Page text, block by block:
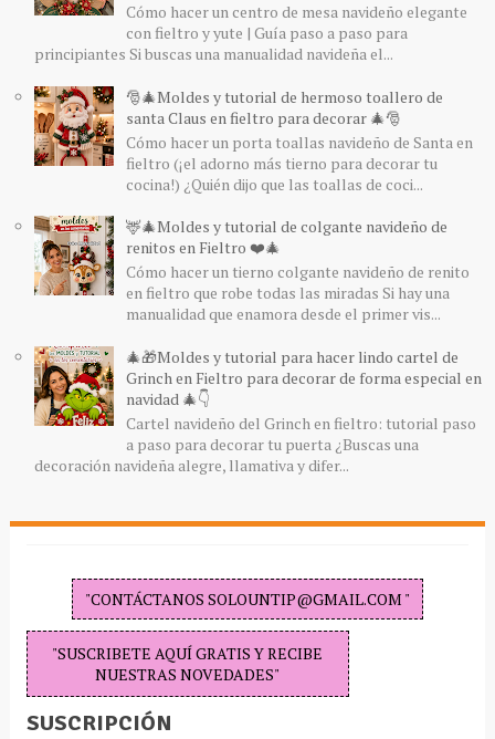
Cómo hacer un centro de mesa navideño elegante
con fieltro y yute | Guía paso a paso para
principiantes Si buscas una manualidad navideña el...
🎅🎄Moldes y tutorial de hermoso toallero de
santa Claus en fieltro para decorar 🎄🎅
Cómo hacer un porta toallas navideño de Santa en
fieltro (¡el adorno más tierno para decorar tu
cocina!) ¿Quién dijo que las toallas de coci...
🦌🎄Moldes y tutorial de colgante navideño de
renitos en Fieltro ❤️🎄
Cómo hacer un tierno colgante navideño de renito
en fieltro que robe todas las miradas Si hay una
manualidad que enamora desde el primer vis...
🎄🎁Moldes y tutorial para hacer lindo cartel de
Grinch en Fieltro para decorar de forma especial en
navidad 🎄👇
Cartel navideño del Grinch en fieltro: tutorial paso
a paso para decorar tu puerta ¿Buscas una
decoración navideña alegre, llamativa y difer...
"CONTÁCTANOS SOLOUNTIP@GMAIL.COM "
"SUSCRIBETE AQUÍ GRATIS Y RECIBE
NUESTRAS NOVEDADES"
SUSCRIPCIÓN